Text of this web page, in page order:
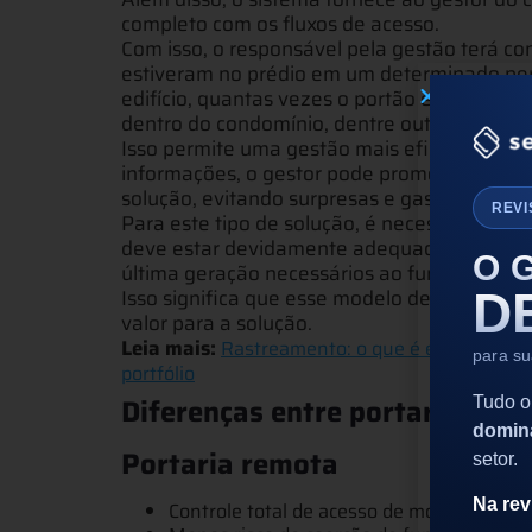
completo com os fluxos de acesso.
Com isso, o responsável pela gestão terá
estiveram no prédio em um determinado
edifício, quantas vezes o portão eletrônico
dentro do condomínio, dentre outras
Isso permite uma gestão mais eficaz,
informações, o gestor pode promover
solução, evitando surpresas e gastos extras
Para este tipo de solução, é necessário um
deve estar devidamente adequado para
última geração necessários ao
Isso significa que esse modelo de negócio
valor para a solução.
Leia mais: Rastreamento: o que é e por que
portfólio
Diferenças entre portaria
Portaria remota
Controle total de acesso de moradores e
O
para
Tudo
setor.
Na